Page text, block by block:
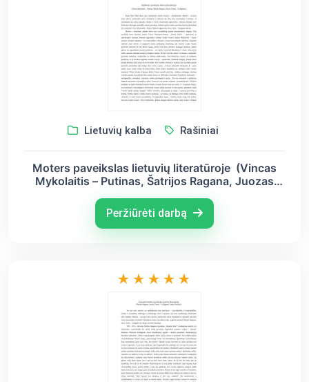
Lietuvių kalba Rašiniai
Moters paveikslas lietuvių literatūroje (Vincas
Mykolaitis – Putinas, Šatrijos Ragana, Juozas
Peržiūrėti darbą